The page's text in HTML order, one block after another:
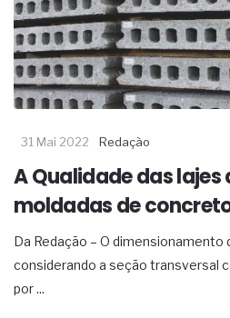
31 Mai 2022 Redação
A Qualidade das
moldadas de
Da Redação – O dimensionamento
considerando a seção transversal
por ...